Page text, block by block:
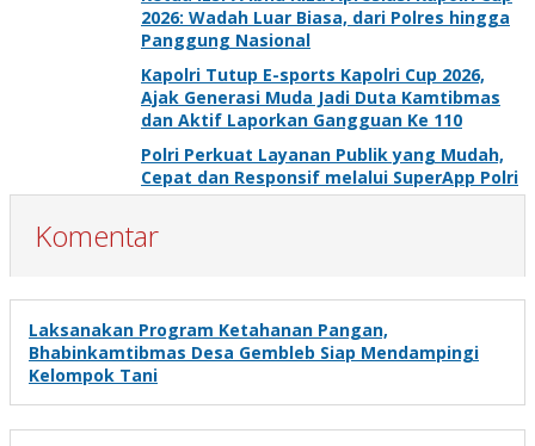
2026: Wadah Luar Biasa, dari Polres hingga
Panggung Nasional
Kapolri Tutup E-sports Kapolri Cup 2026,
Ajak Generasi Muda Jadi Duta Kamtibmas
dan Aktif Laporkan Gangguan Ke 110
Polri Perkuat Layanan Publik yang Mudah,
Cepat dan Responsif melalui SuperApp Polri
Komentar
Laksanakan Program Ketahanan Pangan,
Bhabinkamtibmas Desa Gembleb Siap Mendampingi
Kelompok Tani